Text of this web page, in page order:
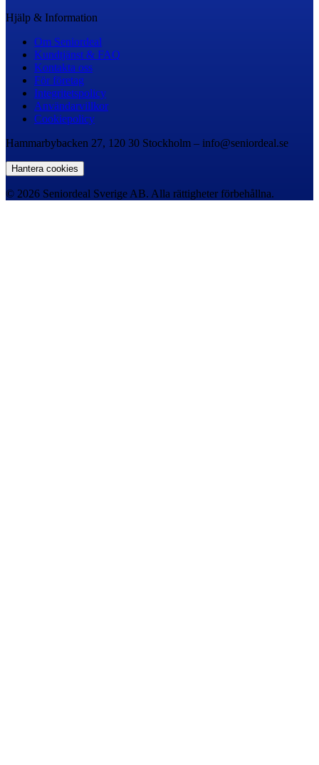
Hjälp & Information
Om Seniordeal
Kundtjänst & FAQ
Kontakta oss
För företag
Integritetspolicy
Användarvillkor
Cookiepolicy
Hammarbybacken 27, 120 30 Stockholm – info@seniordeal.se
Hantera cookies
© 2026 Seniordeal Sverige AB. Alla rättigheter förbehållna.